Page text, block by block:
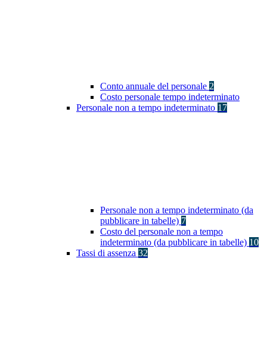
Conto annuale del personale 2
Costo personale tempo indeterminato
Personale non a tempo indeterminato 17
Personale non a tempo indeterminato (da
pubblicare in tabelle) 7
Costo del personale non a tempo
indeterminato (da pubblicare in tabelle) 10
Tassi di assenza 32